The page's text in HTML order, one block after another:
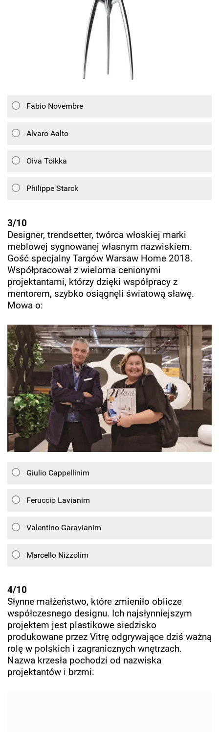
Fabio Novembre
Alvaro Aalto
Oiva Toikka
Philippe Starck
3/10
Designer, trendsetter, twórca włoskiej marki
meblowej sygnowanej własnym nazwiskiem.
Gość specjalny Targów Warsaw Home 2018.
Współpracował z wieloma cenionymi
projektantami, którzy dzięki współpracy z
mentorem, szybko osiągnęli światową sławę.
Mowa o:
Giulio Cappellinim
Feruccio Lavianim
Valentino Garavianim
Marcello Nizzolim
4/10
Słynne małżeństwo, które zmieniło oblicze
współczesnego designu. Ich najsłynniejszym
projektem jest plastikowe siedzisko
produkowane przez Vitrę odgrywające dziś ważną
rolę w polskich i zagranicznych wnętrzach.
Nazwa krzesła pochodzi od nazwiska
projektantów i brzmi: